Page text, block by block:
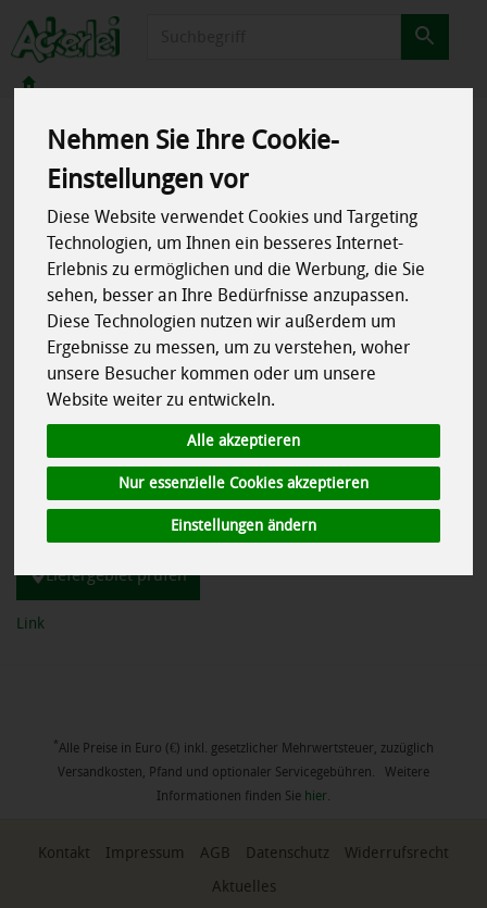
Nehmen Sie Ihre Cookie-
Einstellungen vor
Diese Website verwendet Cookies und Targeting
Technologien, um Ihnen ein besseres Internet-
Erlebnis zu ermöglichen und die Werbung, die Sie
sehen, besser an Ihre Bedürfnisse anzupassen.
Diese Technologien nutzen wir außerdem um
Ergebnisse zu messen, um zu verstehen, woher
unsere Besucher kommen oder um unsere
Website weiter zu entwickeln.
Alle akzeptieren
Nur essenzielle Cookies akzeptieren
Einstellungen ändern
So geht´s
Unser Liefergebiet
Postleitzahl bitte vollständig / fünfstellig eingeben. Die Prüfung
erfolgt erst nach Eingabe der letzten Stelle.
Liefergebiet prüfen
Link
*Alle Preise in Euro (€) inkl. gesetzlicher Mehrwertsteuer, zuzüglich
Versandkosten, Pfand und optionaler Servicegebühren. Weitere
Informationen finden Sie hier.
Kontakt Impressum AGB Datenschutz
Widerrufsrecht
Aktuelles